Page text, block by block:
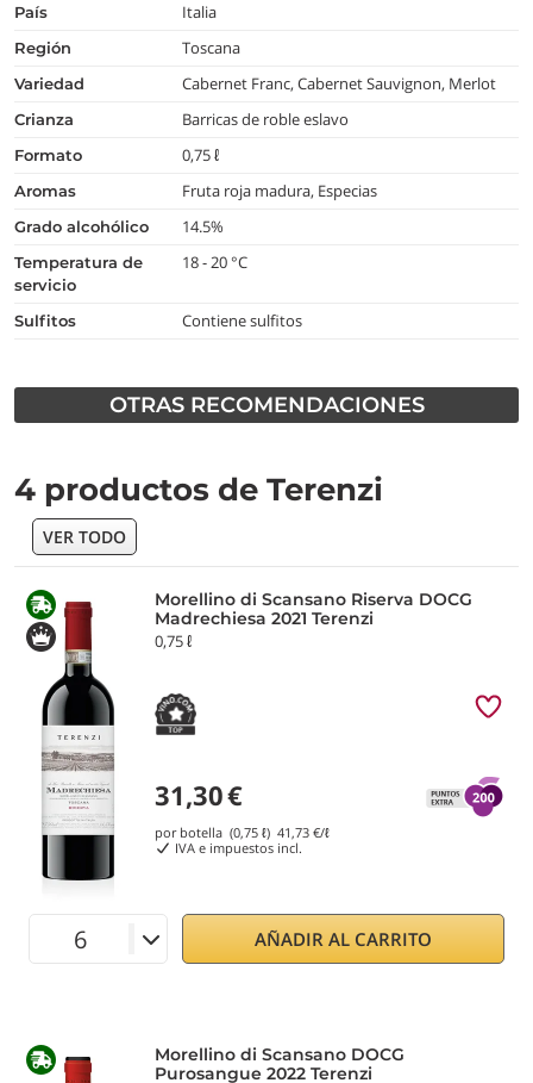
país Italia
región Toscana
variedad Cabernet Franc, Cabernet Sauvignon, Merlot
crianza Barricas de roble eslavo
formato 0,75 ℓ
aromas Fruta roja madura, Especias
grado alcohólico 14.5%
temperatura de
servicio
18 - 20 °C
Sulfitos Contiene sulfitos
OTRAS RECOMENDACIONES
4 productos de Terenzi
VER TODO
Morellino di Scansano Riserva DOCG
Madrechiesa 2021 Terenzi
0,75 ℓ
31,30€
por botella (0,75 ℓ) 41,73 €/ℓ
IVA e impuestos incl.
AÑADIR AL CARRITO
Morellino di Scansano DOCG
Purosangue 2022 Terenzi